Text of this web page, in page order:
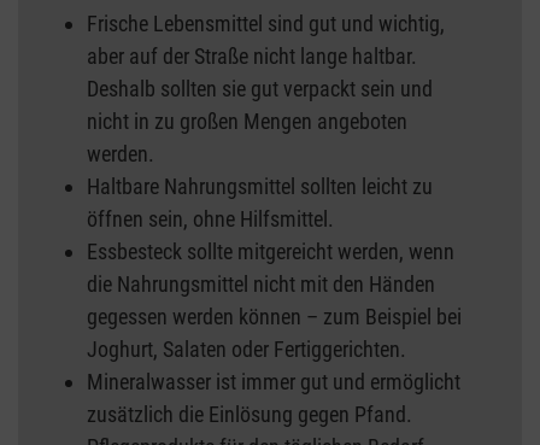
Frische Lebensmittel sind gut und wichtig,
aber auf der Straße nicht lange haltbar.
Deshalb sollten sie gut verpackt sein und
nicht in zu großen Mengen angeboten
werden.
Haltbare Nahrungsmittel sollten leicht zu
öffnen sein, ohne Hilfsmittel.
Essbesteck sollte mitgereicht werden, wenn
die Nahrungsmittel nicht mit den Händen
gegessen werden können – zum Beispiel bei
Joghurt, Salaten oder Fertiggerichten.
Mineralwasser ist immer gut und ermöglicht
zusätzlich die Einlösung gegen Pfand.